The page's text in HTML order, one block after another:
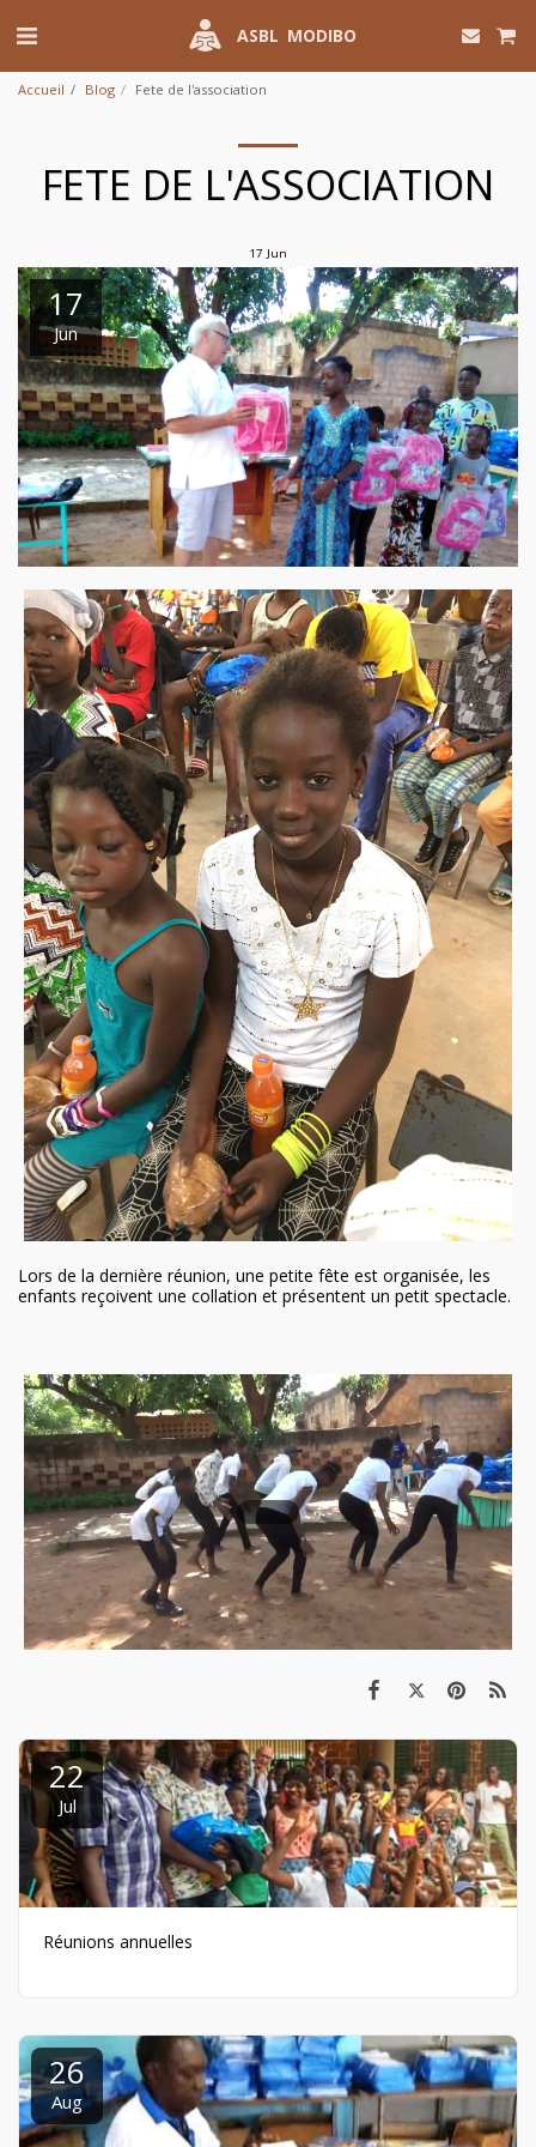
ASBL MODIBO
Accueil Blog Fete de l'association
FETE DE L'ASSOCIATION
17 Jun
17
Jun
Lors de la dernière réunion, une petite fête est organisée, les
enfants reçoivent une collation et présentent un petit spectacle.
22
Jul
Réunions annuelles
26
Aug